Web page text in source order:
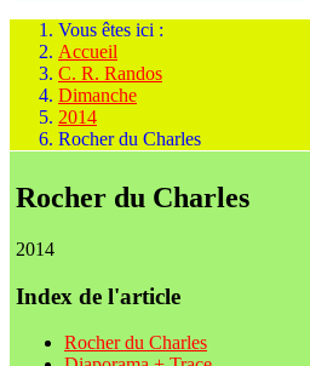
Vous êtes ici :
Accueil
C. R. Randos
Dimanche
2014
Rocher du Charles
Rocher du Charles
2014
Index de l'article
Rocher du Charles